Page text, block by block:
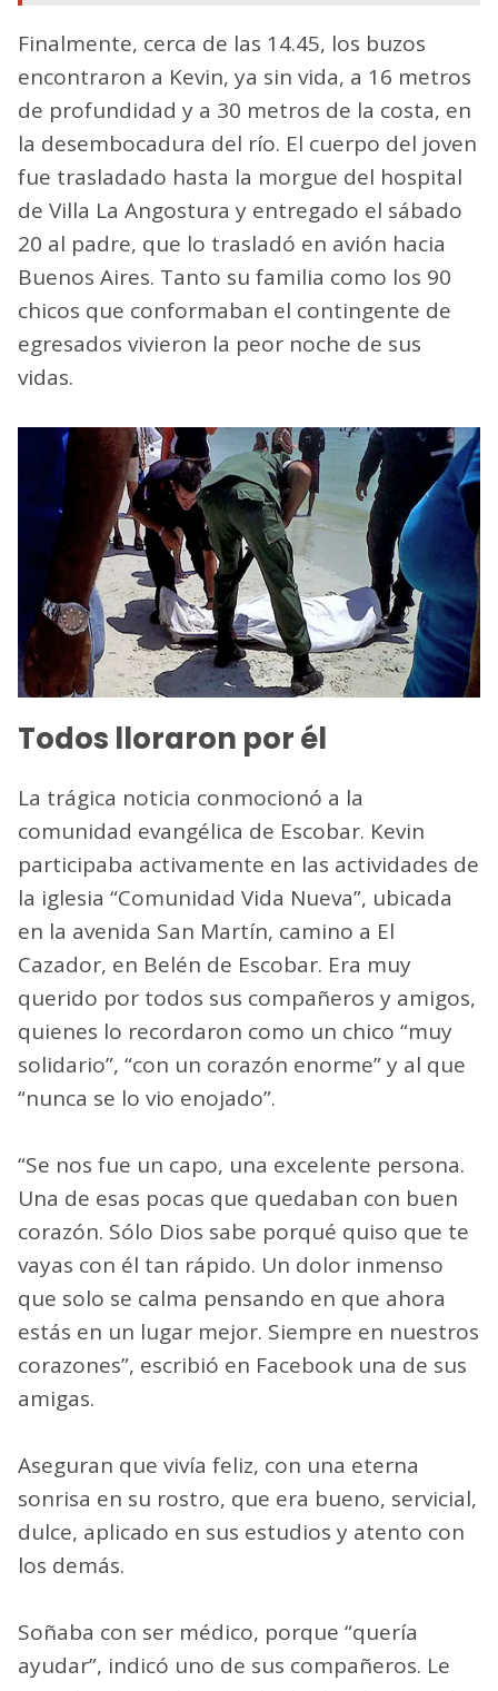
Finalmente, cerca de las 14.45, los buzos
encontraron a Kevin, ya sin vida, a 16 metros
de profundidad y a 30 metros de la costa, en
la desembocadura del río. El cuerpo del joven
fue trasladado hasta la morgue del hospital
de Villa La Angostura y entregado el sábado
20 al padre, que lo trasladó en avión hacia
Buenos Aires. Tanto su familia como los 90
chicos que conformaban el contingente de
egresados vivieron la peor noche de sus
vidas.
Todos lloraron por él
La trágica noticia conmocionó a la
comunidad evangélica de Escobar. Kevin
participaba activamente en las actividades de
la iglesia “Comunidad Vida Nueva”, ubicada
en la avenida San Martín, camino a El
Cazador, en Belén de Escobar. Era muy
querido por todos sus compañeros y amigos,
quienes lo recordaron como un chico “muy
solidario”, “con un corazón enorme” y al que
“nunca se lo vio enojado”.
“Se nos fue un capo, una excelente persona.
Una de esas pocas que quedaban con buen
corazón. Sólo Dios sabe porqué quiso que te
vayas con él tan rápido. Un dolor inmenso
que solo se calma pensando en que ahora
estás en un lugar mejor. Siempre en nuestros
corazones”, escribió en Facebook una de sus
amigas.
Aseguran que vivía feliz, con una eterna
sonrisa en su rostro, que era bueno, servicial,
dulce, aplicado en sus estudios y atento con
los demás.
Soñaba con ser médico, porque “quería
ayudar”, indicó uno de sus compañeros. Le